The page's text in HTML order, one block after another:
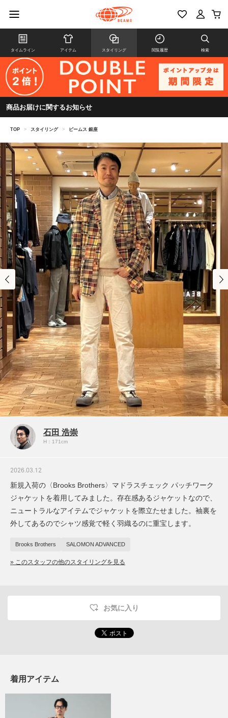
タイムライン アイテム スタイリング 閲覧履歴 検索
商品お届けに関するお知らせ
TOP > スタイリング > ビームス 銀座
石田 浩崇
H：171cm
2026.03.12
新規入荷の〈Brooks Brothers〉マドラスチェック パッチワーク
ジャケットを着用してみました。存在感あるジャケットなので、
ニュートラルなアイテムでジャケットを際立たせました。袖裏を
外してあるのでシャツ感覚で軽く羽織るのに重宝します。
Brooks Brothers SALOMON ADVANCED
» このスタッフの他のスタイリングを見る
お気に入り
着用アイテム